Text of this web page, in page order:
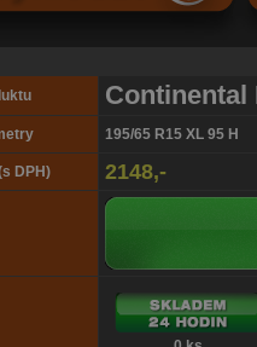
Continental
195/65 R15 XL 95 H
DPH) 2148,-